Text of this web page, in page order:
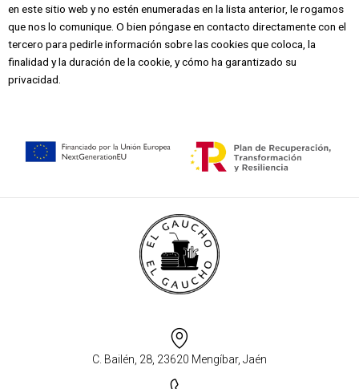
en este sitio web y no estén enumeradas en la lista anterior, le rogamos
que nos lo comunique. O bien póngase en contacto directamente con el
tercero para pedirle información sobre las cookies que coloca, la
finalidad y la duración de la cookie, y cómo ha garantizado su
privacidad.
C. Bailén, 28, 23620 Mengíbar, Jaén